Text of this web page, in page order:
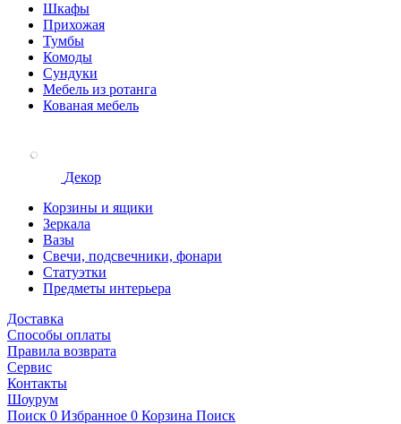
Шкафы
Прихожая
Тумбы
Комоды
Сундуки
Мебель из ротанга
Кованая мебель
Декор
Корзины и ящики
Зеркала
Вазы
Свечи, подсвечники, фонари
Статуэтки
Предметы интерьера
Доставка
Способы оплаты
Правила возврата
Сервис
Контакты
Шоурум
Поиск 0 Избранное 0 Корзина Поиск